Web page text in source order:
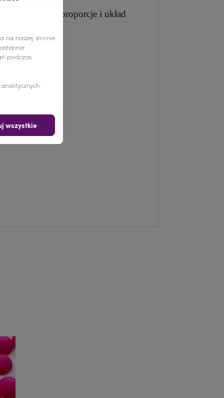
odpowiednie proporcje i układ
na naszej stronie
podczas
wszystkie